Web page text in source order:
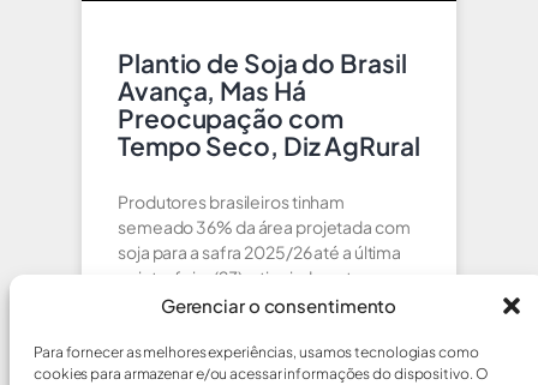
Gerenciar o consentimento
Para fornecer as melhores experiências, usamos tecnologias como
cookies para armazenar e/ou acessar informações do dispositivo. O
Plantio de Soja do Brasil
Avança, Mas Há
Preocupação com
Tempo Seco, Diz AgRural
Produtores brasileiros tinham
semeado 36% da área projetada com
soja para a safra 2025/26 até a última
quinta-feira (23), atingindo patamar
igual ao verificado no